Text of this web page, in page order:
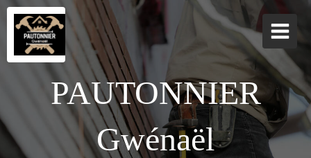
PAUTONNIER
Gwénaël